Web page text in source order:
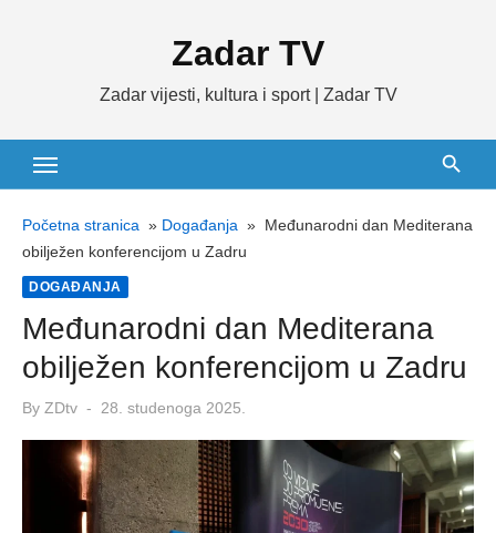
Zadar TV
Zadar vijesti, kultura i sport | Zadar TV
Početna stranica » Događanja » Međunarodni dan Mediterana
obilježen konferencijom u Zadru
DOGAĐANJA
Međunarodni dan Mediterana
obilježen konferencijom u Zadru
By ZDtv
Posted
28. studenoga 2025.